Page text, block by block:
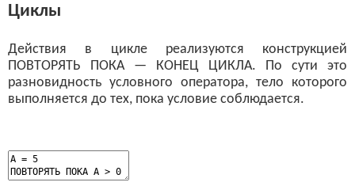
Циклы
Действия в цикле реализуются конструкцией
ПОВТОРЯТЬ ПОКА — КОНЕЦ ЦИКЛА. По сути это
разновидность условного оператора, тело которого
выполняется до тех, пока условие соблюдается.